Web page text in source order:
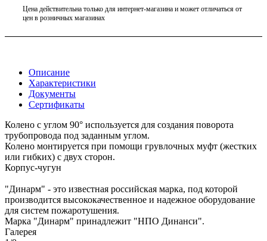
Цена действительна только для интернет-магазина и может отличаться от
цен в розничных магазинах
Описание
Характеристики
Документы
Сертификаты
Колено с углом 90° используется для создания поворота
трубопровода под заданным углом.
Колено монтируется при помощи грувлочных муфт (жестких
или гибких) с двух сторон.
Корпус-чугун
"Динарм" - это известная российская марка, под которой
производится высококачественное и надежное оборудование
для систем пожаротушения.
Марка "Динарм" принадлежит "НПО Динанси".
Галерея